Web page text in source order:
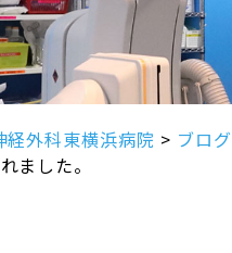
外科東横浜病院 > ブログ
ました。